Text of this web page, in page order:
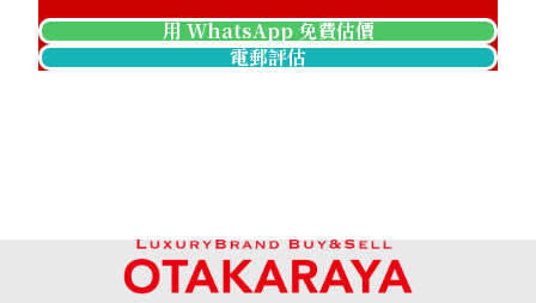
用 WhatsApp 免費估價
電郵評估